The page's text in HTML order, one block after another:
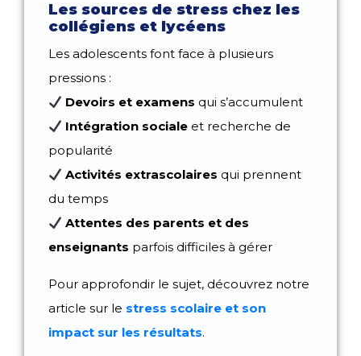
Les sources de stress chez les
collégiens et lycéens
Les adolescents font face à plusieurs
pressions :
Devoirs et examens qui s’accumulent
Intégration sociale et recherche de
popularité
Activités extrascolaires qui prennent
du temps
Attentes des parents et des
enseignants parfois difficiles à gérer
Pour approfondir le sujet, découvrez notre
article sur le stress scolaire et son
impact sur les résultats.